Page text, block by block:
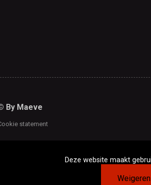
By Maeve
statement
Deze website maakt
Weigeren